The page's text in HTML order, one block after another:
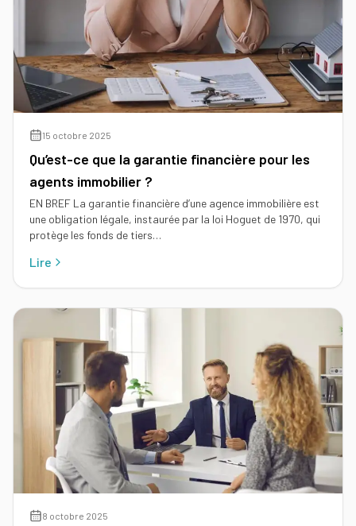
nos
conseils
mandataire
Comment
devenir
immobilier
Le
salaire
net
d'un
agent
d'un
immobilier
Nos
guides
Le
guide
de
l'IA
dans
l'immobilier
Réussir
pige
Comment
mandat
étapes
Les métiers
l'immobilier
Le
mandataire
immobilier
Tous
conseils
15 octobre 2025
Qu’est-ce que la garantie financière pour les
agents immobilier ?
EN BREF La garantie financière d’une agence immobilière est
une obligation légale, instaurée par la loi Hoguet de 1970, qui
protège les fonds de tiers…
Lire
8 octobre 2025